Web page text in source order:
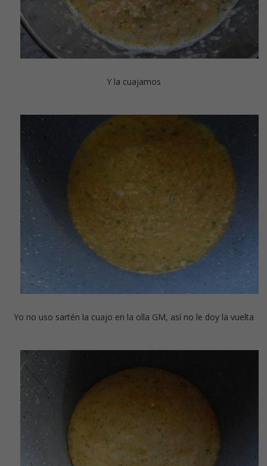
Y la cuajamos
Yo no uso sartén la cuajo en la olla GM, así no le doy la vuelta